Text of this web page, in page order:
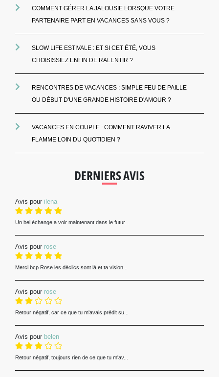
COMMENT GÉRER LA JALOUSIE LORSQUE VOTRE
PARTENAIRE PART EN VACANCES SANS VOUS ?
SLOW LIFE ESTIVALE : ET SI CET ÉTÉ, VOUS
CHOISISSIEZ ENFIN DE RALENTIR ?
RENCONTRES DE VACANCES : SIMPLE FEU DE PAILLE
OU DÉBUT D'UNE GRANDE HISTOIRE D'AMOUR ?
VACANCES EN COUPLE : COMMENT RAVIVER LA
FLAMME LOIN DU QUOTIDIEN ?
DERNIERS AVIS
Avis pour ilena
Un bel échange a voir maintenant dans le futur...
Avis pour rose
Merci bcp Rose les déclics sont là et ta vision...
Avis pour rose
Retour négatif, car ce que tu m'avais prédit su...
Avis pour belen
Retour négatif, toujours rien de ce que tu m'av...